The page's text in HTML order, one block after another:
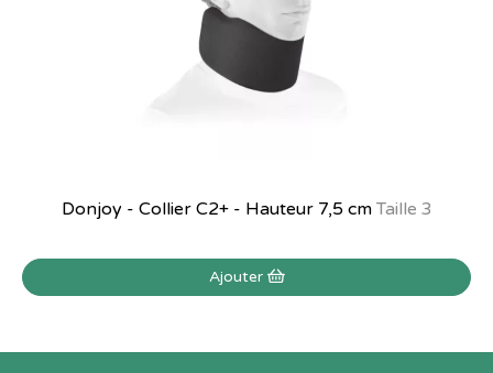
Donjoy - Collier C2+ - Hauteur 7,5 cmTaille 3
Ajouter